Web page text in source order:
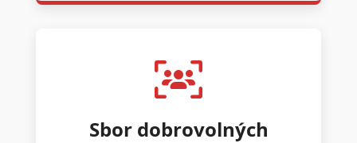
Sbor dobrovolných